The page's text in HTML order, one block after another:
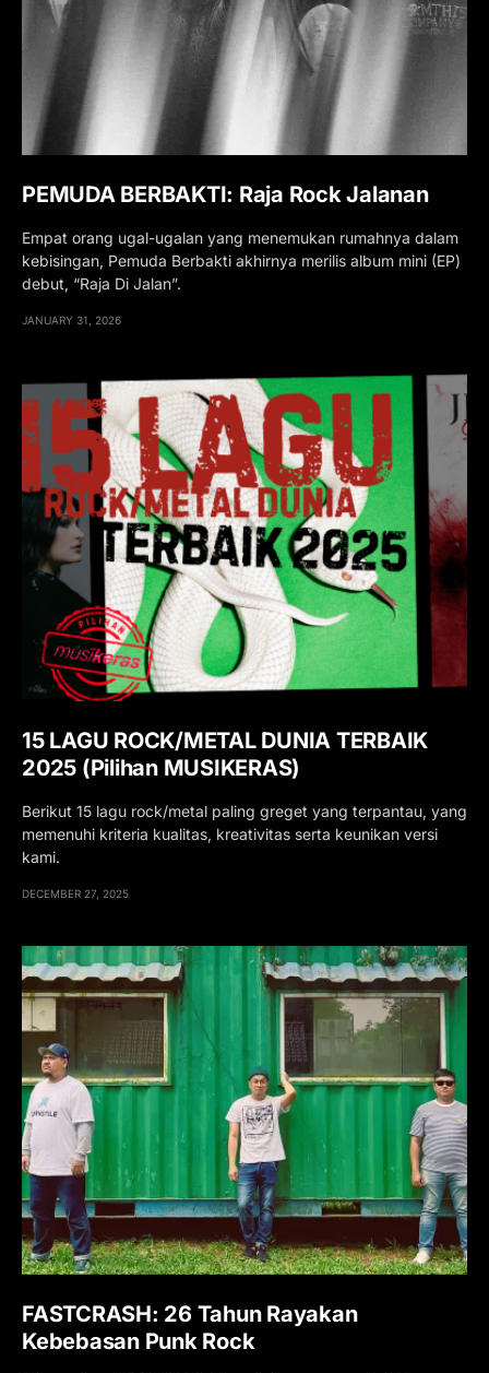
PEMUDA BERBAKTI: Raja Rock Jalanan
Empat orang ugal-ugalan yang menemukan rumahnya dalam
kebisingan, Pemuda Berbakti akhirnya merilis album mini (EP)
debut, “Raja Di Jalan”.
JANUARY 31, 2026
15 LAGU ROCK/METAL DUNIA TERBAIK
2025 (Pilihan MUSIKERAS)
Berikut 15 lagu rock/metal paling greget yang terpantau, yang
memenuhi kriteria kualitas, kreativitas serta keunikan versi
kami.
DECEMBER 27, 2025
FASTCRASH: 26 Tahun Rayakan
Kebebasan Punk Rock